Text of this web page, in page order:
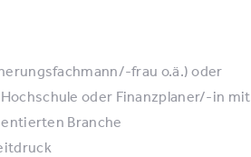
frau o.ä.) oder
oder Finanzplaner/-in mit
Branche